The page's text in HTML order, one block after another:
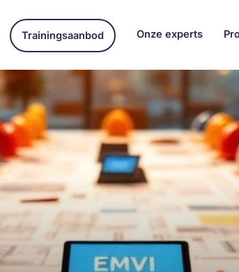
Trainingsaanbod Onze experts